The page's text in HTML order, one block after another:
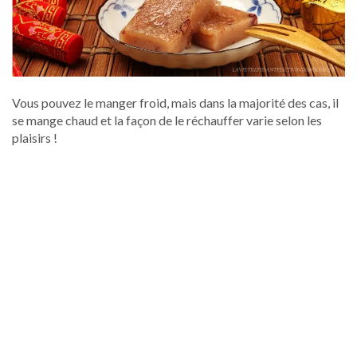
Vous pouvez le manger froid, mais dans la majorité des cas, il
se mange chaud et la façon de le réchauffer varie selon les
plaisirs !